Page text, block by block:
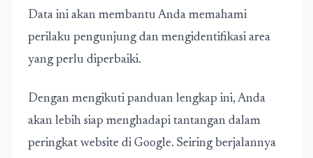
Data ini akan membantu Anda memahami
perilaku pengunjung dan mengidentifikasi area
yang perlu diperbaiki.
Dengan mengikuti panduan lengkap ini, Anda
akan lebih siap menghadapi tantangan dalam
peringkat website di Google. Seiring berjalannya